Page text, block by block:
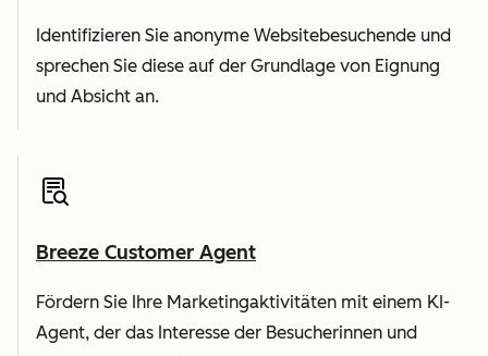
Identifizieren Sie anonyme Websitebesuchende und
sprechen Sie diese auf der Grundlage von Eignung
und Absicht an.
Breeze Customer Agent
Fördern Sie Ihre Marketingaktivitäten mit einem KI-
Agent, der das Interesse der Besucherinnen und